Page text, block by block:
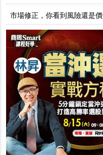
市場修正，你看到風險還是